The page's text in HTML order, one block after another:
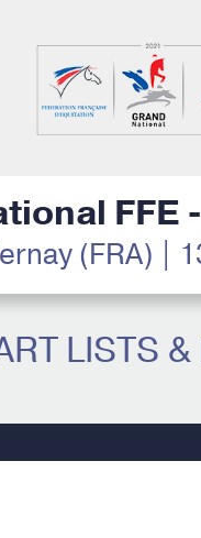
FFE
(FRA) |
LISTS